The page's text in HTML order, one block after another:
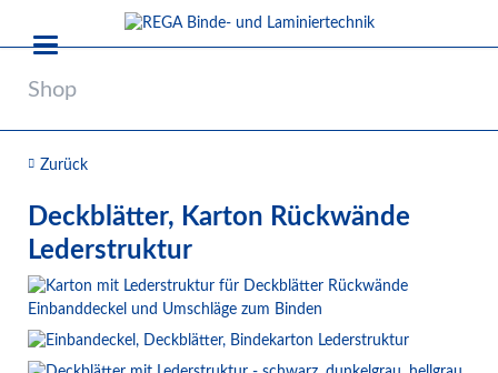
Shop
Zurück
Deckblätter, Karton Rückwände
Lederstruktur